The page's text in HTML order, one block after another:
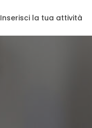
Inserisci la tua attività